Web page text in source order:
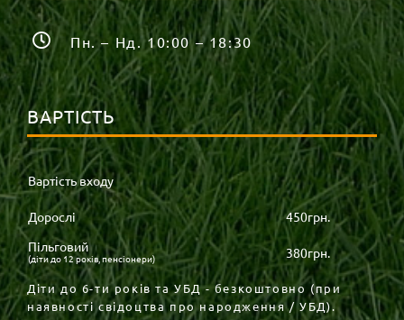
Пн. – Нд. 10:00 – 18:30
ВАРТІСТЬ
Вартість входу
Дорослі
450грн.
Пільговий
(діти до 12 років, пенсіонери) 380грн.
Діти до 6-ти років та УБД - безкоштовно (при
наявності свідоцтва про народження / УБД).